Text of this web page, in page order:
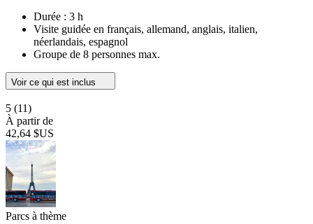
Durée : 3 h
Visite guidée en français, allemand, anglais, italien,
néerlandais, espagnol
Groupe de 8 personnes max.
Voir ce qui est inclus
5 (11)
À partir de
42,64 $US
Parcs à thème